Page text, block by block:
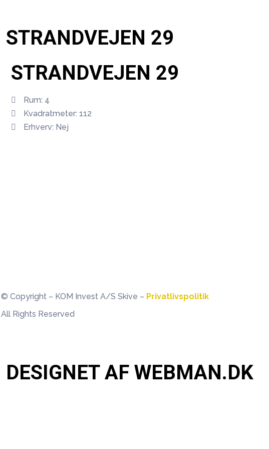
STRANDVEJEN 29
STRANDVEJEN 29
Rum: 4
Kvadratmeter: 112
Erhverv: Nej
© Copyright – KOM Invest A/S Skive – Privatlivspolitik
All Rights Reserved
DESIGNET AF WEBMAN.DK